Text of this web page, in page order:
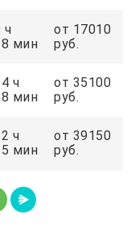
ч
мин
от 17010
руб.
ч
мин
от 35100
руб.
ч
мин
от 39150
руб.